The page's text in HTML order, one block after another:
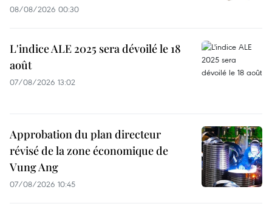
08/08/2026 00:30
L'indice ALE 2025 sera dévoilé le 18
août
07/08/2026 13:02
Approbation du plan directeur
révisé de la zone économique de
Vung Ang
07/08/2026 10:45